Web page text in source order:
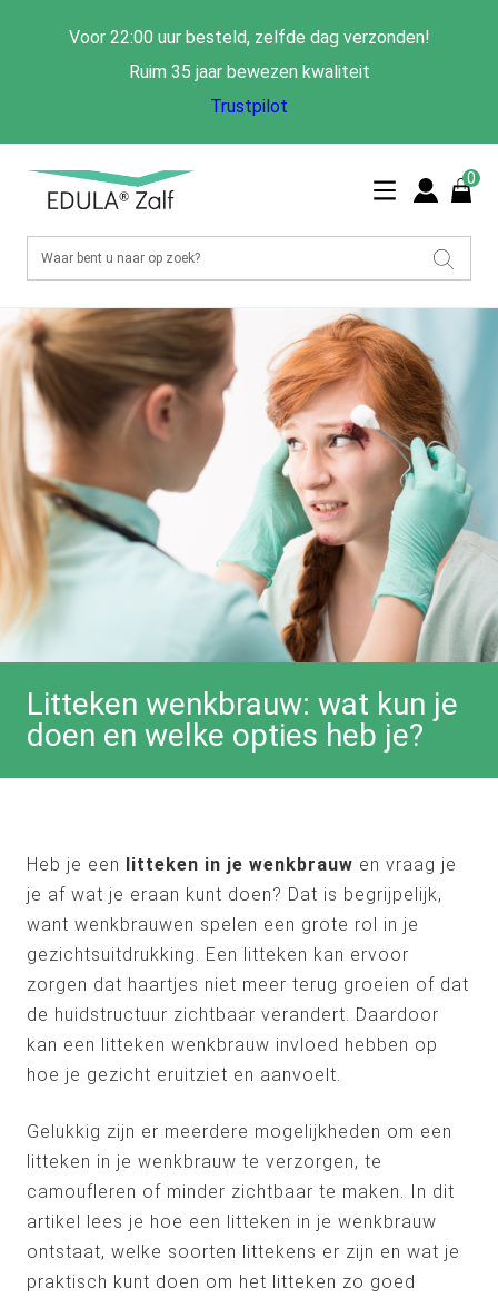
Voor 22:00 uur besteld, zelfde dag verzonden!
Ruim 35 jaar bewezen kwaliteit
Trustpilot
0
Litteken wenkbrauw: wat kun je
doen en welke opties heb je?
Heb je een litteken in je wenkbrauw en vraag je
je af wat je eraan kunt doen? Dat is begrijpelijk,
want wenkbrauwen spelen een grote rol in je
gezichtsuitdrukking. Een litteken kan ervoor
zorgen dat haartjes niet meer terug groeien of dat
de huidstructuur zichtbaar verandert. Daardoor
kan een litteken wenkbrauw invloed hebben op
hoe je gezicht eruitziet en aanvoelt.
Gelukkig zijn er meerdere mogelijkheden om een
litteken in je wenkbrauw te verzorgen, te
camoufleren of minder zichtbaar te maken. In dit
artikel lees je hoe een litteken in je wenkbrauw
ontstaat, welke soorten littekens er zijn en wat je
praktisch kunt doen om het litteken zo goed